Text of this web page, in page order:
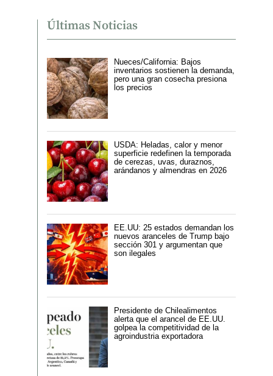
Últimas Noticias
Nueces/California: Bajos
inventarios sostienen la demanda,
pero una gran cosecha presiona
los precios
USDA: Heladas, calor y menor
superficie redefinen la temporada
de cerezas, uvas, duraznos,
arándanos y almendras en 2026
EE.UU: 25 estados demandan los
nuevos aranceles de Trump bajo
sección 301 y argumentan que
son ilegales
Presidente de Chilealimentos
alerta que el arancel de EE.UU.
golpea la competitividad de la
agroindustria exportadora